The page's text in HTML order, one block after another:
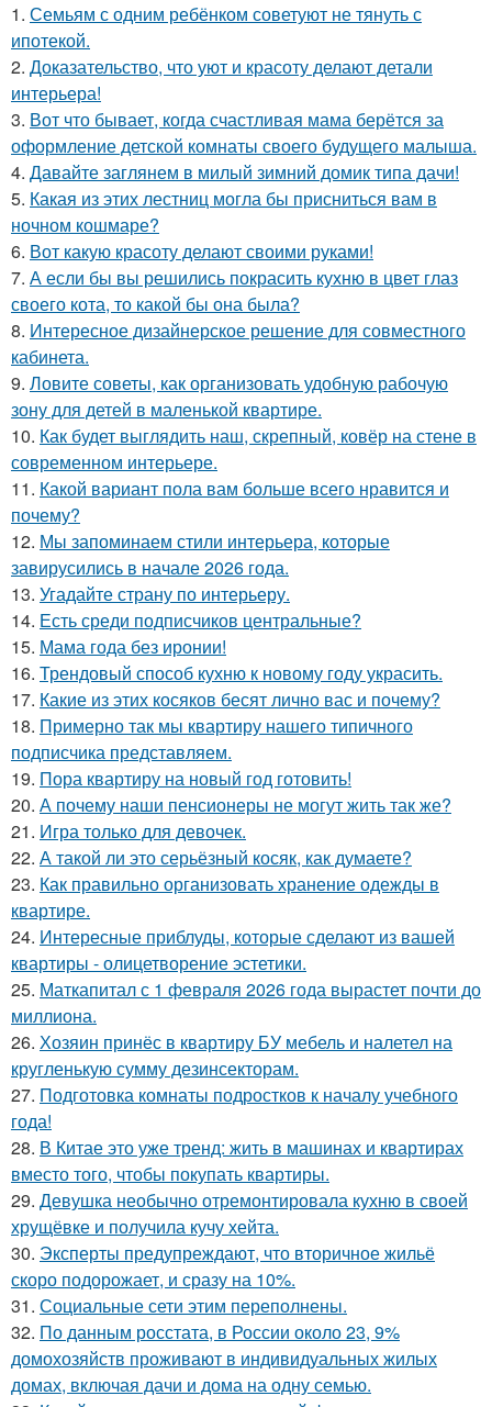
1. Семьям с одним ребёнком советуют не тянуть с
ипотекой.
2. Доказательство, что уют и красоту делают детали
интерьера!
3. Вот что бывает, когда счастливая мама берётся за
оформление детской комнаты своего будущего малыша.
4. Давайте заглянем в милый зимний домик типа дачи!
5. Какая из этих лестниц могла бы присниться вам в
ночном кошмаре?
6. Вот какую красоту делают своими руками!
7. А если бы вы решились покрасить кухню в цвет глаз
своего кота, то какой бы она была?
8. Интересное дизайнерское решение для совместного
кабинета.
9. Ловите советы, как организовать удобную рабочую
зону для детей в маленькой квартире.
10. Как будет выглядить наш, скрепный, ковёр на стене в
современном интерьере.
11. Какой вариант пола вам больше всего нравится и
почему?
12. Мы запоминаем стили интерьера, которые
завирусились в начале 2026 года.
13. Угадайте страну по интерьеру.
14. Есть среди подписчиков центральные?
15. Мама года без иронии!
16. Трендовый способ кухню к новому году украсить.
17. Какие из этих косяков бесят лично вас и почему?
18. Примерно так мы квартиру нашего типичного
подписчика представляем.
19. Пора квартиру на новый год готовить!
20. А почему наши пенсионеры не могут жить так же?
21. Игра только для девочек.
22. А такой ли это серьёзный косяк, как думаете?
23. Как правильно организовать хранение одежды в
квартире.
24. Интересные приблуды, которые сделают из вашей
квартиры - олицетворение эстетики.
25. Маткапитал с 1 февраля 2026 года вырастет почти до
миллиона.
26. Хозяин принёс в квартиру БУ мебель и налетел на
кругленькую сумму дезинсекторам.
27. Подготовка комнаты подростков к началу учебного
года!
28. В Китае это уже тренд: жить в машинах и квартирах
вместо того, чтобы покупать квартиры.
29. Девушка необычно отремонтировала кухню в своей
хрущёвке и получила кучу хейта.
30. Эксперты предупреждают, что вторичное жильё
скоро подорожает, и сразу на 10%.
31. Социальные сети этим переполнены.
32. По данным росстата, в России около 23, 9%
домохозяйств проживают в индивидуальных жилых
домах, включая дачи и дома на одну семью.